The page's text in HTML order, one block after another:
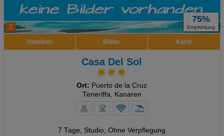
2
75%
Empfehlung
Hotelinfo Bilder Karte
Casa Del Sol
Ort: Puerto de la Cruz
Teneriffa, Kanaren
7 Tage, Studio, Ohne Verpflegung